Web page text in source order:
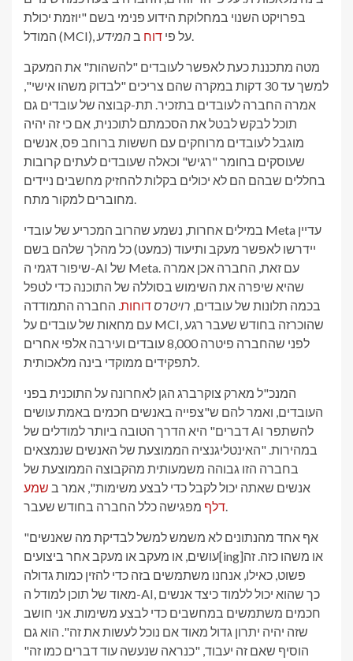
בפרויקט השנוי במחלוקת הידוע פנימי בשם "יוזמת יכולת
המודל (MCI), על פי דוח ב המידע .
מטה מתכננת כעת לאפשר לעובדים "להשהות" את המעקב
למשך עד 30 דקות במקרה שהם צריכים "לבדוק משהו אישי",
אמרה החברה לעובדים בתזכיר. תת-קבוצה של עובדים גם
תוכל לבקש לבטל את הסכמתם לתוכנית, אם כי זה יהיה
מוגבל לעובדים מרוחקים עם חששות ברוחב פס, אנשים
שעוסקים בחומר "רגיש" וכאלה שעובדים לעתים קרובות
בחללים שבהם הם לא יכולים בקלות להחזיק מחשבים ניידים
מחוברים למקור מתח.
במילים אחרות, נשמע שהרוב המכריע של עובדי Meta עדיין
יידרשו לאפשר מעקב ותיעוד (כמעט) כל מהלך שלהם בשם
שיפור דגמי ה-AI של Meta. עם זאת, החברה אכן אמרה
שהיא שיפרה את השימוש בסוללה של התוכנה כדי לטפל
בכמה תלונות של עובדים, רויטרס דוחות. החברה התמודדה
עם מחאות של עובדים על MCI, שהוכרזה בחודש שעבר רגע
לפני שהחברה פיטרה 8,000 עובדים ועירבה אלפי אחרים
לתפקידים ממוקדי בינה מלאכותית.
המנכ"ל מארק צוקרברג הגן לאחרונה על התוכנית בפני
העובדים, ואמר להם ש"צפייה באנשים חכמים באמת עושים
דברים" היא הדרך הטובה ביותר למודלים של AI להשתפר
במהירות. "האינטליגנציה הממוצעת של האנשים שנמצאים
בחברה הזו גבוהה משמעותית מהקבוצה הממוצעת של
אנשים שאתה יכול לקבל כדי לבצע משימות", אמר ב שמע
דלףמפגישה כלל החברה בחודש שעבר.
"אף אחד מהנתונים לא משמש למשל לבדיקת מה שאנשים
עושים, או מעקב או מעקב אחר ביצועים[ing]או משהו כזה. זה
פשוט, כאילו, אנחנו משתמשים בזה כדי להזין כמות גדולה
מאוד של תוכן למודל ה-AI, כך שהוא יכול ללמוד כיצד אנשים
חכמים משתמשים במחשבים כדי לבצע משימות. אני חושב
שזה יהיה יתרון גדול מאוד אם נוכל לעשות את זה". הוא גם
הוסיף שאם זה יעבוד, "כנראה שנעשה עוד דברים כמו זה"